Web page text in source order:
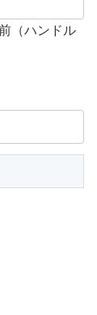
（ハンドル